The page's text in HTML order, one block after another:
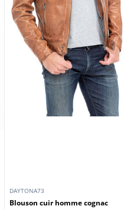
DAYTONA73
blouson cuir homme cognac